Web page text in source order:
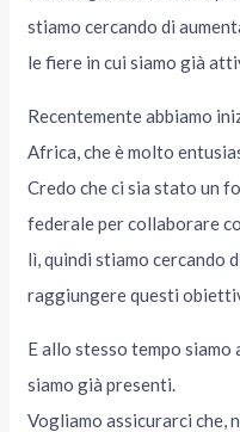
stiamo cercando di
le fiere in cui siamo già
Recentemente abbiamo
Africa, che è molto
Credo che ci sia stato un
federale per collaborare
lì, quindi stiamo cercando
raggiungere questi
E allo stesso tempo
siamo già presenti.
Vogliamo assicurarci che,